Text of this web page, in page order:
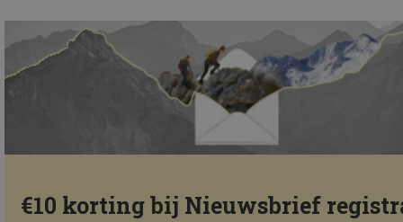
€10 korting bij Nieuwsbrief